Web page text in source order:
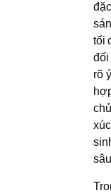
tối
đối
rõ